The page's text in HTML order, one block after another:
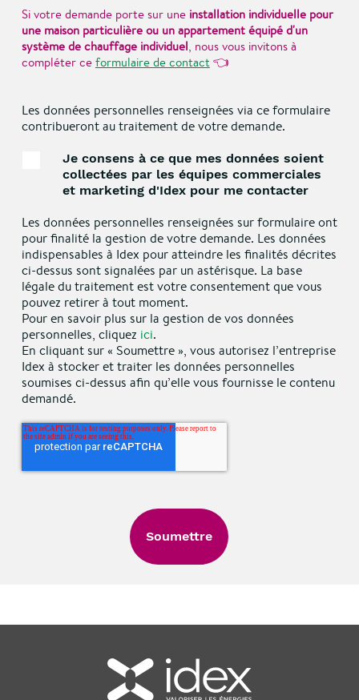
Si votre demande porte sur uneinstallation individuelle pour
une maison particulière ou un appartement équipé d'un
système de chauffage individuel, nous vous invitons à
compléter ce formulaire de contact 👈
Les données personnelles renseignées via ce formulaire
contribueront au traitement de votre demande.
Je consens à ce que mes données soient
collectées par les équipes commerciales
et marketing d'Idex pour me contacter
Les données personnelles renseignées sur formulaire ont
pour finalité la gestion de votre demande. Les données
indispensables à Idex pour atteindre les finalités décrites
ci-dessus sont signalées par un astérisque. La base
légale du traitement est votre consentement que vous
pouvez retirer à tout moment.
Pour en savoir plus sur la gestion de vos données
personnelles, cliquez ici.
En cliquant sur « Soumettre », vous autorisez l’entreprise
Idex à stocker et traiter les données personnelles
soumises ci-dessus afin qu’elle vous fournisse le contenu
demandé.